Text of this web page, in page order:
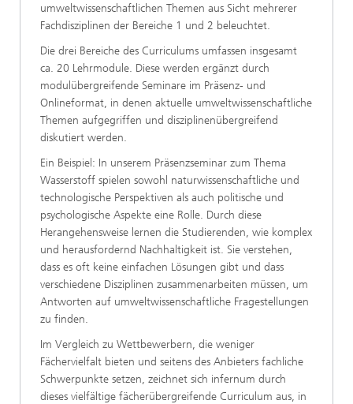
umweltwissenschaftlichen Themen aus Sicht mehrerer
Fachdisziplinen der Bereiche 1 und 2 beleuchtet.
Die drei Bereiche des Curriculums umfassen insgesamt
ca. 20 Lehrmodule. Diese werden ergänzt durch
modulübergreifende Seminare im Präsenz- und
Onlineformat, in denen aktuelle umweltwissenschaftliche
Themen aufgegriffen und disziplinenübergreifend
diskutiert werden.
Ein Beispiel: In unserem Präsenzseminar zum Thema
Wasserstoff spielen sowohl naturwissenschaftliche und
technologische Perspektiven als auch politische und
psychologische Aspekte eine Rolle. Durch diese
Herangehensweise lernen die Studierenden, wie komplex
und herausfordernd Nachhaltigkeit ist. Sie verstehen,
dass es oft keine einfachen Lösungen gibt und dass
verschiedene Disziplinen zusammenarbeiten müssen, um
Antworten auf umweltwissenschaftliche Fragestellungen
zu finden.
Im Vergleich zu Wettbewerbern, die weniger
Fächervielfalt bieten und seitens des Anbieters fachliche
Schwerpunkte setzen, zeichnet sich infernum durch
dieses vielfältige fächerübergreifende Curriculum aus, in